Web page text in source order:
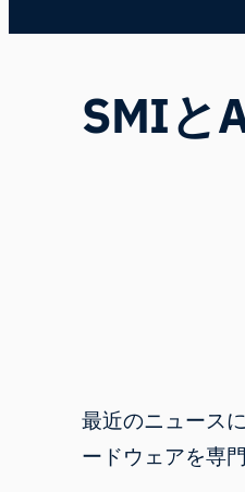
SMIと
最近のニュースに
ードウェアを専